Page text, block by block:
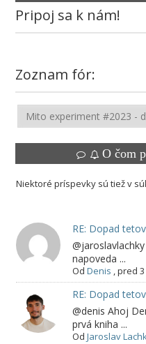
Pripoj sa k nám!
Zoznam fór:
O čom
Niektoré príspevky sú tiež v
RE: Dopad
napoveda ...
Od Denis ,pred
RE: Dopad
@denis Ahoj
prvá kniha ...
Od Jaroslav